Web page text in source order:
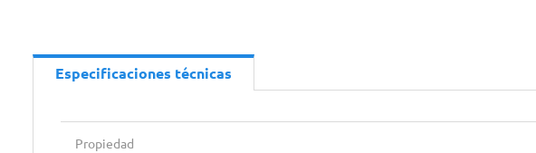
Especificaciones técnicas
Propiedad